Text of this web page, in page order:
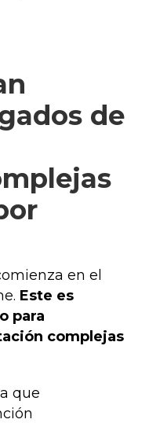
de
en el
Este es
para
complejas
que